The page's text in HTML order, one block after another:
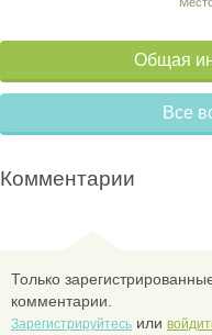
Общая
Все
Комментарии
Только
комментарии.
Зарегистрируйтесь или